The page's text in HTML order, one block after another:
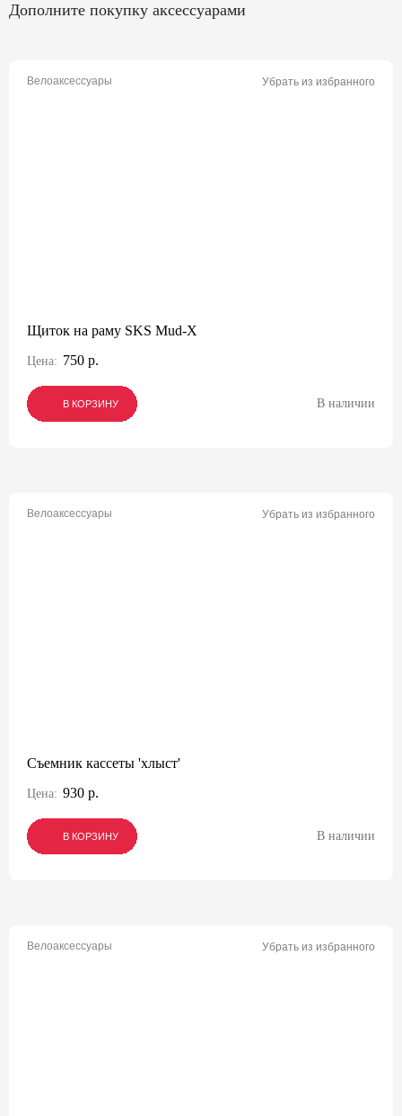
Дополните покупку аксессуарами
Велоаксессуары Убрать из избранного
Щиток на раму SKS Mud-X
Цена: 750 р.
В КОРЗИНУ
В КОРЗИНУ
В КОРЗИНУ В наличии
Велоаксессуары Убрать из избранного
Съемник кассеты 'хлыст'
Цена: 930 р.
В КОРЗИНУ
В КОРЗИНУ
В КОРЗИНУ В наличии
Велоаксессуары Убрать из избранного